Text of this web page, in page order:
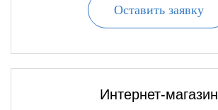
Оставить заявку
Интернет-магазин